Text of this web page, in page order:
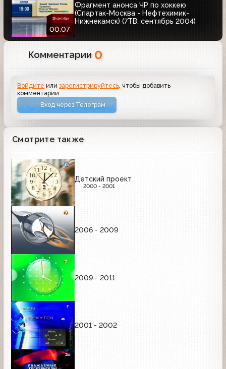
00:07
Фрагмент анонса ЧР по хоккею
(Спартак-Москва - Нефтехимик-
Нижнекамск) (7ТВ, сентябрь 2004)
Комментарии 0
Войдите илизарегистрируйтесь, чтобы добавить
комментарий
Вход через Телеграм
Смотрите также
Детский проект
2000 - 2001
2006 - 2009
2009 - 2011
2001 - 2002